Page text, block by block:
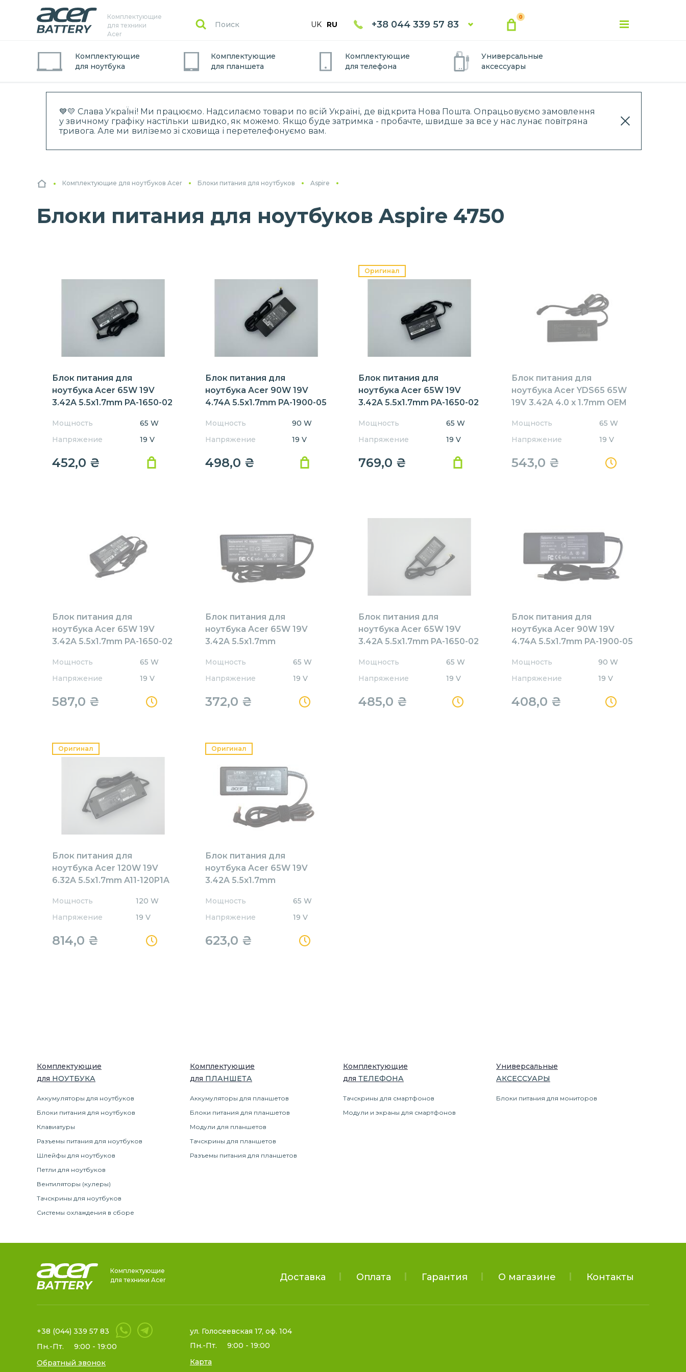
💙💛 Слава УкраЇні! Ми працюємо. Надсилаємо товари по всій Україні, де відкрита Нова Пошта. Опрацьовуємо замовлення
у звичному графіку настільки швидко, як можемо. Якщо буде затримка - пробачте, швидше за все у нас лунає повітряна
тривога. Але ми виліземо зі сховища і перетелефонуємо вам.
Комплектующие
для техники
Acer
UK RU +38 044 339 57 83
0
Комплектующие
для ноутбука
Комплектующие
для планшета
Комплектующие
для телефона
Универсальные
аксессуары
Комплектующие для ноутбуков Acer Блоки питания для ноутбуков Aspire
Блоки питания для ноутбуков Aspire 4750
Блок питания для
ноутбука Acer 65W 19V
3.42A 5.5x1.7mm PA-1650-02
Мощность
65 W
Напряжение
19 V
452,0 ₴
Блок питания для
ноутбука Acer 90W 19V
4.74A 5.5x1.7mm PA-1900-05
Мощность
90 W
Напряжение
19 V
498,0 ₴
Оригинал
Блок питания для
ноутбука Acer 65W 19V
3.42A 5.5x1.7mm PA-1650-02
Мощность
65 W
Напряжение
19 V
769,0 ₴
Блок питания для
ноутбука Acer YDS65 65W
19V 3.42A 4.0 x 1.7mm OEM
Мощность
65 W
Напряжение
19 V
543,0 ₴
Блок питания для
ноутбука Acer 65W 19V
3.42A 5.5x1.7mm PA-1650-02
Мощность
65 W
Напряжение
19 V
587,0 ₴
Блок питания для
ноутбука Acer 65W 19V
3.42A 5.5x1.7mm
REPLACEMENT
Мощность
65 W
Напряжение
19 V
372,0 ₴
Блок питания для
ноутбука Acer 65W 19V
3.42A 5.5x1.7mm PA-1650-02
Мощность
65 W
Напряжение
19 V
485,0 ₴
Блок питания для
ноутбука Acer 90W 19V
4.74A 5.5x1.7mm PA-1900-05
Мощность
90 W
Напряжение
19 V
408,0 ₴
Оригинал
Блок питания для
ноутбука Acer 120W 19V
6.32A 5.5x1.7mm A11-120P1A
Мощность
120 W
Напряжение
19 V
814,0 ₴
Оригинал
Блок питания для
ноутбука Acer 65W 19V
3.42A 5.5x1.7mm
Мощность
65 W
Напряжение
19 V
623,0 ₴
Комплектующие
для НОУТБУКА
Аккумуляторы для ноутбуков
Блоки питания для ноутбуков
Клавиатуры
Разъемы питания для ноутбуков
Шлейфы для ноутбуков
Петли для ноутбуков
Вентиляторы (кулеры)
Тачскрины для ноутбуков
Системы охлаждения в сборе
Комплектующие
для ПЛАНШЕТА
Аккумуляторы для планшетов
Блоки питания для планшетов
Модули для планшетов
Тачскрины для планшетов
Разъемы питания для планшетов
Комплектующие
для ТЕЛЕФОНА
Тачскрины для смартфонов
Модули и экраны для смартфонов
Универсальные
АКСЕССУАРЫ
Блоки питания для мониторов
Комплектующие
для техники Acer
Доставка Оплата Гарантия О магазине Контакты
+38 (044) 339 57 83
Пн.-Пт.
9:00 - 19:00
Обратный звонок
ул. Голосеевская 17, оф. 104
Пн.-Пт.
9:00 - 19:00
Карта